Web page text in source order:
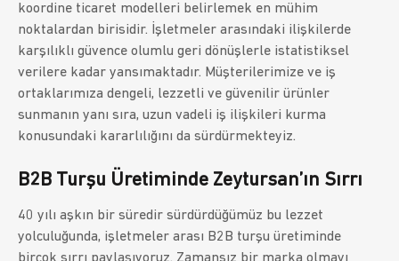
koordine ticaret modelleri belirlemek en mühim
noktalardan birisidir. İşletmeler arasındaki ilişkilerde
karşılıklı güvence olumlu geri dönüşlerle istatistiksel
verilere kadar yansımaktadır. Müşterilerimize ve iş
ortaklarımıza dengeli, lezzetli ve güvenilir ürünler
sunmanın yanı sıra, uzun vadeli iş ilişkileri kurma
konusundaki kararlılığını da sürdürmekteyiz.
B2B Turşu Üretiminde Zeytursan’ın Sırrı
40 yılı aşkın bir süredir sürdürdüğümüz bu lezzet
yolculuğunda, işletmeler arası B2B turşu üretiminde
birçok sırrı paylaşıyoruz. Zamansız bir marka olmayı